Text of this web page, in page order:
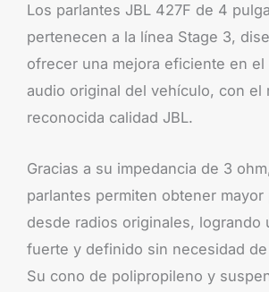
Los parlantes JBL 427F de 4
pertenecen a la línea Stage 3,
ofrecer una mejora eficiente en el
audio original del vehículo, con el
reconocida calidad JBL.
Gracias a su impedancia de 3
parlantes permiten obtener mayor
desde radios originales, logrando
fuerte y definido sin necesidad
Su cono de polipropileno y